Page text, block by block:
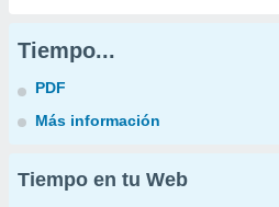
Tiempo...
PDF
Más información
Tiempo en tu Web